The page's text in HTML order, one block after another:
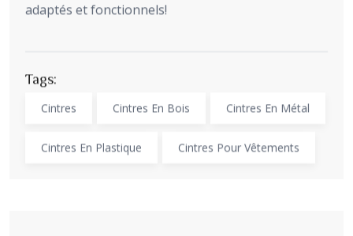
adaptés et fonctionnels!
Tags:
Cintres Cintres En Bois Cintres En Métal
Cintres En Plastique Cintres Pour Vêtements